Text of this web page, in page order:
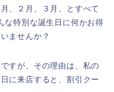
、２月、３月、とすべて
な特別な誕生日に何かお得
ませんか？
すが、その理由は、私の
に来店すると、割引クー